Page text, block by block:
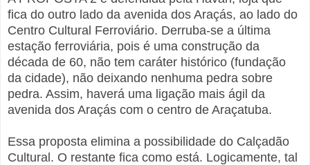
fica do outro lado da avenida dos Araçás, ao lado do
Centro Cultural Ferroviário. Derruba-se a última
estação ferroviária, pois é uma construção da
década de 60, não tem caráter histórico (fundação
da cidade), não deixando nenhuma pedra sobre
pedra. Assim, haverá uma ligação mais ágil da
avenida dos Araçás com o centro de Araçatuba.
Essa proposta elimina a possibilidade do Calçadão
Cultural. O restante fica como está. Logicamente, tal